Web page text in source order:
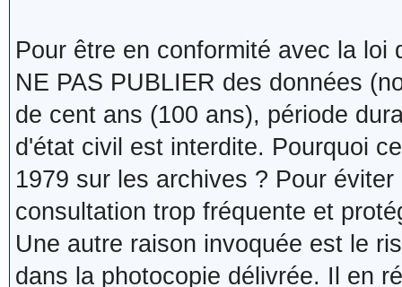
Pour être en conformité avec la
NE PAS PUBLIER des données
de cent ans (100 ans), période
d'état civil est interdite. Pourquoi
1979 sur les archives ? Pour
consultation trop fréquente et
Une autre raison invoquée est le
dans la photocopie délivrée. Il en